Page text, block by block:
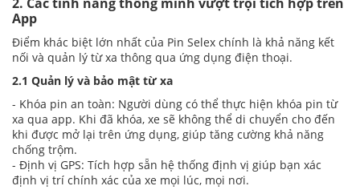
App
Điểm khác biệt lớn nhất của Pin Selex chính là khả năng kết
nối và quản lý từ xa thông qua ứng dụng điện thoại.
2.1 Quản lý và bảo mật từ xa
- Khóa pin an toàn: Người dùng có thể thực hiện khóa pin từ
xa qua app. Khi đã khóa, xe sẽ không thể di chuyển cho đến
khi được mở lại trên ứng dụng, giúp tăng cường khả năng
chống trộm.
- Định vị GPS: Tích hợp sẵn hệ thống định vị giúp bạn xác
định vị trí chính xác của xe mọi lúc, mọi nơi.